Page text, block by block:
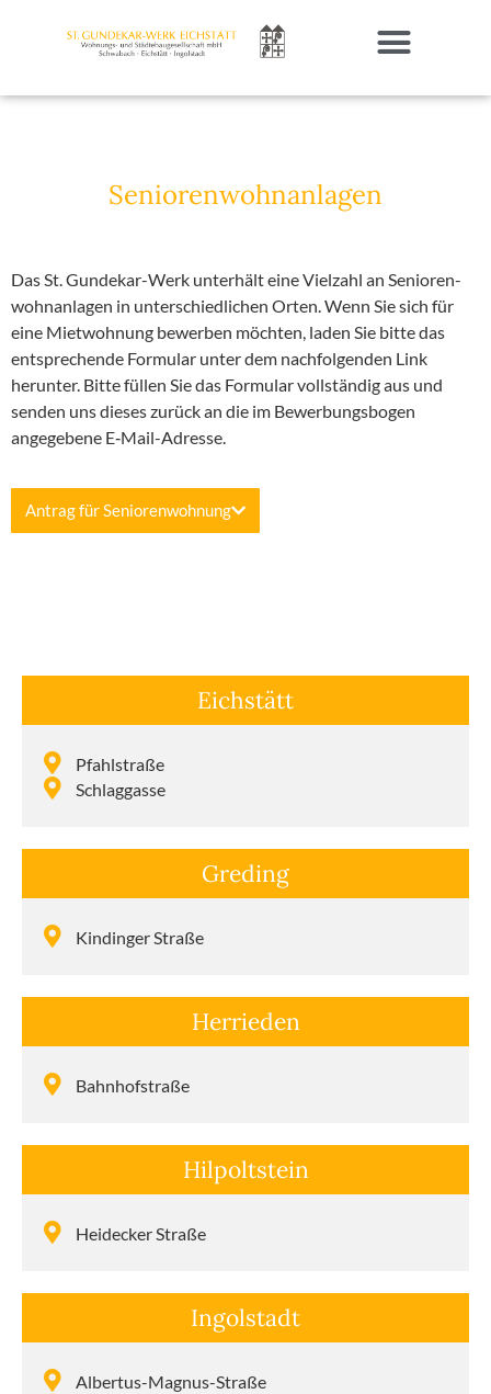
Senio­ren­wohn­an­lagen
Das St. Gundekar-Werk unterhält eine Vielzahl an Senio­ren­
wohn­an­lagen in unter­schied­lichen Orten. Wenn Sie sich für
eine Mietwohnung bewerben möchten, laden Sie bitte das
entspre­chende Formular unter dem nachfol­genden Link
herunter. Bitte füllen Sie das Formular vollständig aus und
senden uns dieses zurückan die im Bewer­bungs­bogen
angegebene E‑Mail-Adresse
Antrag für Senio­ren­wohnung
Eichstätt
Pfahl­straße
Schlag­gasse
Greding
Kindinger Straße
Herrieden
Bahnhof­straße
Hilpolt­stein
Heidecker Straße
Ingol­stadt
Albertus-Magnus-Straße